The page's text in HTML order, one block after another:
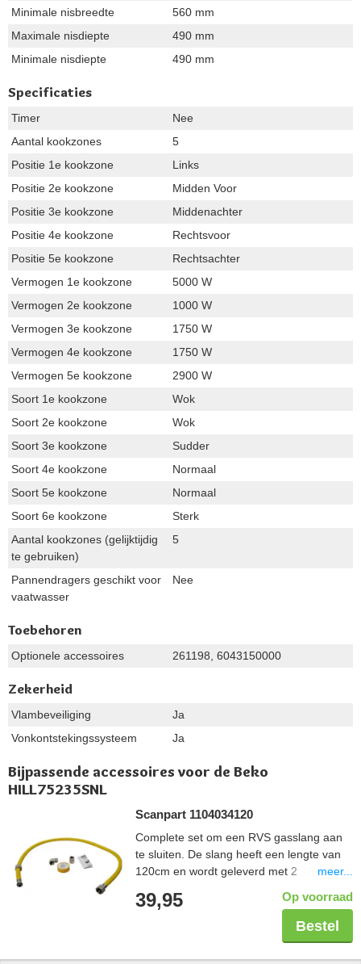
Minimale nisbreedte
560 mm
Maximale nisdiepte
490 mm
Minimale nisdiepte
490 mm
Specificaties
Timer
Nee
Aantal kookzones
5
Positie 1e kookzone
Links
Positie 2e kookzone
Midden Voor
Positie 3e kookzone
Middenachter
Positie 4e kookzone
Rechtsvoor
Positie 5e kookzone
Rechtsachter
Vermogen 1e kookzone
5000 W
Vermogen 2e kookzone
1000 W
Vermogen 3e kookzone
1750 W
Vermogen 4e kookzone
1750 W
Vermogen 5e kookzone
2900 W
Soort 1e kookzone
Wok
Soort 2e kookzone
Wok
Soort 3e kookzone
Sudder
Soort 4e kookzone
Normaal
Soort 5e kookzone
Normaal
Soort 6e kookzone
Sterk
Aantal kookzones (gelijktijdig
te gebruiken)
5
Pannendragers geschikt voor
vaatwasser
Nee
Toebehoren
Optionele accessoires 261198, 6043150000
Zekerheid
Vlambeveiliging
Ja
Vonkontstekingssysteem
Ja
Bijpassende accessoires voor de Beko
HILL75235SNL
Scanpart 1104034120
Complete set om een RVS gasslang aan
te sluiten. De slang heeft een lengte van
120cm en wordt geleverd met 2
aangesloten kan worden. De tape wordt
gebruikt om de schroefdraadverbinding
veilig af te sluiten. De gehele set is Gastec
gekeurd.
meer...
39,95 Op voorraad
Bestel